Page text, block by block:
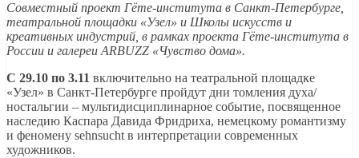
Совместный проект Гёте-института в Санкт-Петербурге,
театральной площадки «Узел» и Школы искусств и
креативных индустрий, в рамках проекта Гёте-института в
России и галереи ARBUZZ «Чувство дома».
С 29.10 по 3.11 включительно на театральной площадке
«Узел» в Санкт-Петербурге пройдут дни томления духа/
ностальгии – мультидисциплинарное событие, посвященное
наследию Каспара Давида Фридриха, немецкому романтизму
и феномену sehnsucht в интерпретации современных
художников.